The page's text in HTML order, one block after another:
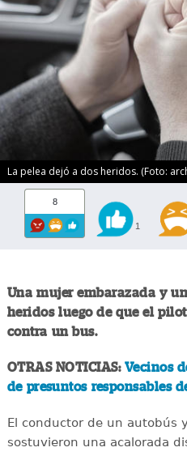
La pelea dejó a dos heridos. (Foto:
8
1
Una mujer embarazada y
heridos luego de que el
contra un bus.
OTRAS NOTICIAS: Vecinos
de presuntos responsables
El conductor de un autobús
sostuvieron una acalorada